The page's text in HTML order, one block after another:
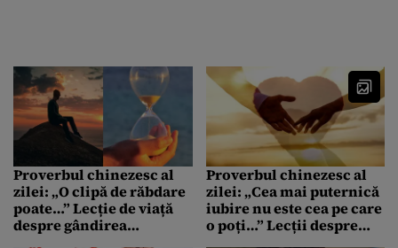
Proverbul chinezesc al
zilei: „O clipă de răbdare
poate…” Lecție de viață
despre gândirea
Proverbul chinezesc al
zilei: „Cea mai puternică
iubire nu este cea pe care
o poți…” Lecții despre